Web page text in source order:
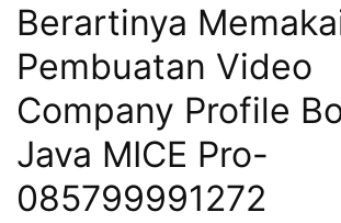
Berartinya
Pembuatan Video
Company Profile
Java MICE Pro-
085799991272